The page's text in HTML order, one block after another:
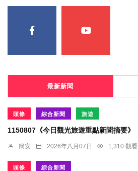
最新新聞
頭條 綜合新聞 旅遊
1150807《今日觀光旅遊重點新聞摘要》
簡安 2026年八月07日 1,310 觀看
頭條 綜合新聞